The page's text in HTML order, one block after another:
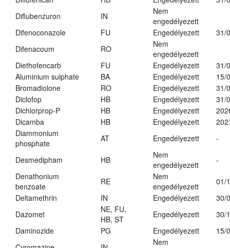
Diflubenzuron
IN
Nem
engedélyezett
Difenoconazole
FU Engedélyezett
31/
Difenacoum
RO
Nem
engedélyezett
Diethofencarb
FU Engedélyezett
31/
Aluminium sulphate
BA Engedélyezett
15/
Bromadiolone
RO Engedélyezett
31/
Diclofop
HB Engedélyezett
31/
Dichlorprop-P
HB Engedélyezett
Dicamba
HB Engedélyezett
Diammonium
phosphate
AT Engedélyezett -
Desmedipham HB
Nem
engedélyezett
-
Denathonium
benzoate
RE
Nem
engedélyezett
01/
Deltamethrin
IN Engedélyezett
30/
Dazomet
NE, FU,
HB, ST
Engedélyezett
30/
Daminozide
PG Engedélyezett
15/
Nem